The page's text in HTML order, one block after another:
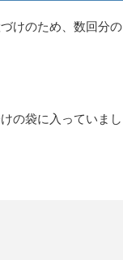
けのため、数回分の
の袋に入っていまし